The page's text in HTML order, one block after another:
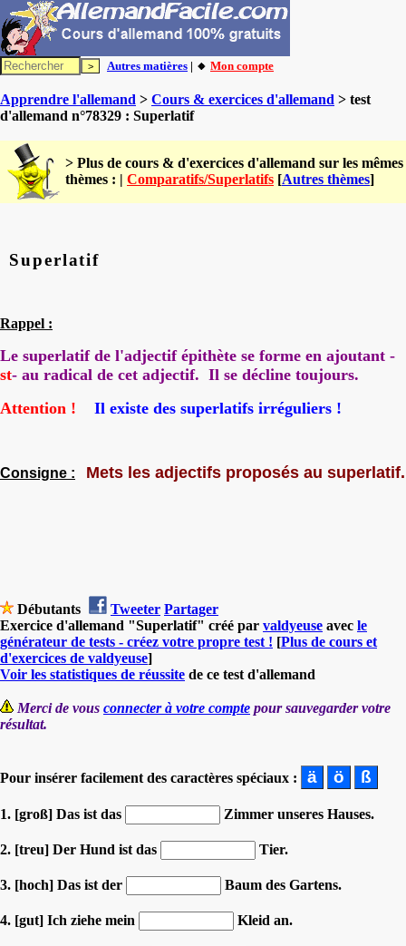
Autres matières | 🔸 Mon compte
Apprendre l'allemand > Cours & exercices d'allemand > test
d'allemand n°78329 : Superlatif
> Plus de cours & d'exercices d'allemand sur les mêmes
thèmes : | Comparatifs/Superlatifs [Autres thèmes]
Superlatif
Rappel :
Le superlatif de l'adjectif épithète se forme en ajoutant -
st- au radical de cet adjectif. Il se décline toujours.
Attention !
Il existe des superlatifs irréguliers !
Consigne : Mets les adjectifs proposés au superlatif.
Débutants Tweeter Partager
Exercice d'allemand "Superlatif" créé par valdyeuse avec le
générateur de tests - créez votre propre test ! [Plus de cours et
d'exercices de valdyeuse]
Voir les statistiques de réussite de ce test d'allemand
Merci de vous connecter à votre compte pour sauvegarder votre
résultat.
Pour insérer facilement des caractères spéciaux :
1. [groß] Das ist das Zimmer unseres Hauses.
2. [treu] Der Hund ist das Tier.
3. [hoch] Das ist der Baum des Gartens.
4. [gut] Ich ziehe mein Kleid an.